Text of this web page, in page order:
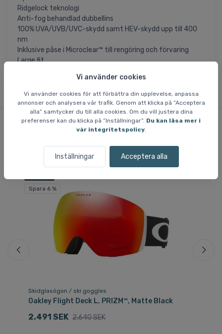
Vi använder cookies
Vi använder cookies för att förbättra din upplevelse, anpassa
annonser och analysera vår trafik. Genom att klicka på ”Acceptera
alla” samtycker du till alla cookies. Om du vill justera dina
preferenser kan du klicka på ”Inställningar”. Du kan läsa mer i
vår integritetspolicy.
Inställningar Acceptera alla
Ridgelock teknologi
Anti-fog behandlad dubbellins
100% UVA/UVB/UVC-skydd samt HEV-skydd upp till 400
nm
Inklusive påse i Microclear™ till rengöring och förvaring
Large fit
Spara 6 %
Skidglasögon / ski goggles
Oakley Flight Deck L, PRIZM™, Matte Black
2.491 SEK 2.640 SEK